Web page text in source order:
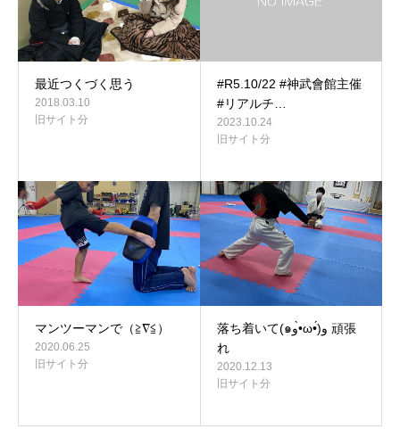
最近つくづく思う
2018.03.10
旧サイト分
#R5.10/22 #神武會館主催
#リアルチ…
2023.10.24
旧サイト分
マンツーマンで（≧∇≦）
2020.06.25
旧サイト分
落ち着いて(๑و•̀ω•́)و 頑張
れ
2020.12.13
旧サイト分